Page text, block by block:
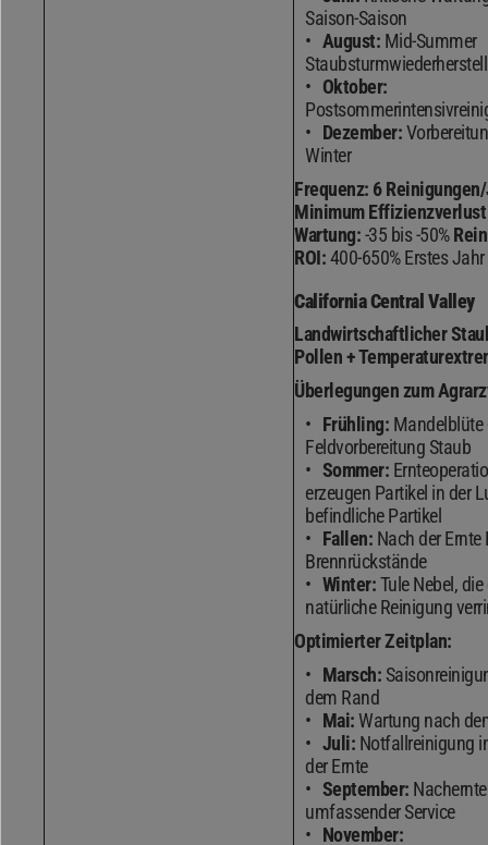
Saison-Saison
August: Mid-Summer
Oktober:
Dezember:
Winter
Frequenz: 6
Minimum
Wartung:-35 bis -50%
ROI:400-650% Erstes Jahr
California Central Valley
Landwirtschaftlicher
Pollen +
Überlegungen zum
Frühling: Mandelblüte
Feldvorbereitung Staub
Sommer:
erzeugen Partikel in der
befindliche Partikel
Fallen: Nach der Ernte
Brennrückstände
Winter:Tule Nebel, die
natürliche Reinigung
Optimierter Zeitplan:
Marsch:
dem Rand
Mai:Wartung nach
Juli: Notfallreinigung
der Ernte
September: Nachernte
umfassender Service
November: